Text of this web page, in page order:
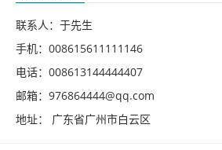
联系人：于先生
手机：008615611111146
电话：008613144444407
邮箱：976864444@qq.com
地址： 广东省广州市白云区